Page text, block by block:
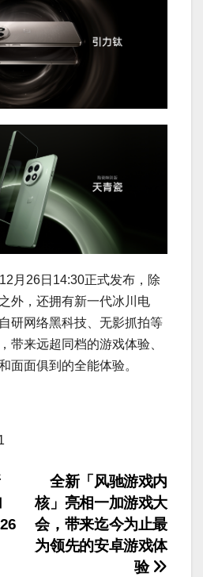
月26日14:30正式发布，除
外，还拥有新一代冰川电
研网络黑科技、无影抓拍等
带来远超同档的游戏体验、
面面俱到的全能体验。
全新「风驰游戏内
核」亮相一加游戏大
会，带来迄今为止最
为领先的安卓游戏体
验